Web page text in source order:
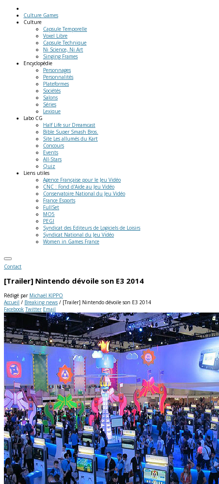
Culture Games
Culture
Capsule Temporelle
Voxel Libre
Capsule Technique
Ni Science, Ni Art
Singing Frames
Encyclopédie
Personnages
Personnalités
Plateformes
Sociétés
Salons
Séries
Lexique
Labo CG
Half Life sur Dreamcast
Bible Super Smash Bros.
Site Les allumés du Kart
Concours
Events
All-Stars
Quiz
Liens utiles
Agence Française pour le Jeu Vidéo
CNC : Fond d'Aide au Jeu Vidéo
Conservatoire National du Jeu Vidéo
France Esports
FullSet
MO5
PEGI
Syndicat des Editeurs de Logiciels de Loisirs
Syndicat National du Jeu Vidéo
Women in Games France
Contact
[Trailer] Nintendo dévoile son E3 2014
Rédigé par Michaël KIPPO
Accueil / Breaking news / [Trailer] Nintendo dévoile son E3 2014
Facebook Twitter Email